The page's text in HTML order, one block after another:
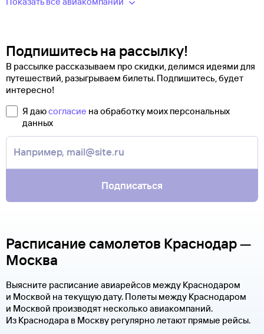
Подпишитесь на рассылку!
В рассылке рассказываем про скидки, делимся идеями для
путешествий, разыгрываем билеты. Подпишитесь, будет
интересно!
Я даюсогласие на обработку моих персональных
данных
Подписаться
Расписание самолетов Краснодар —
Москва
Выясните расписание авиарейсов между Краснодаром
и Москвой на текущую дату. Полеты между Краснодаром
и Москвой производят несколько авиакомпаний.
Из Краснодара в Москву регулярно летают прямые рейсы.